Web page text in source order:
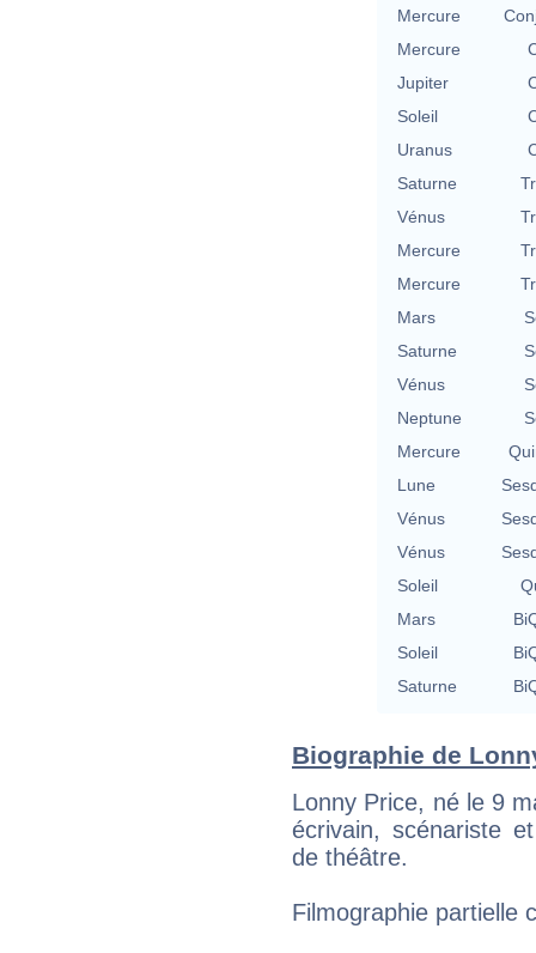
Mercure
Mercure
Jupiter
Soleil
Uranus
Saturne
Vénus
Mercure
Mercure
Mars
Saturne
Vénus
Neptune
Mercure
Lune
Vénus
Vénus
Soleil
Mars
Soleil
Saturne
Biographie de
Lonny Price, né le 9
écrivain, scénariste
de théâtre.
Filmographie partielle